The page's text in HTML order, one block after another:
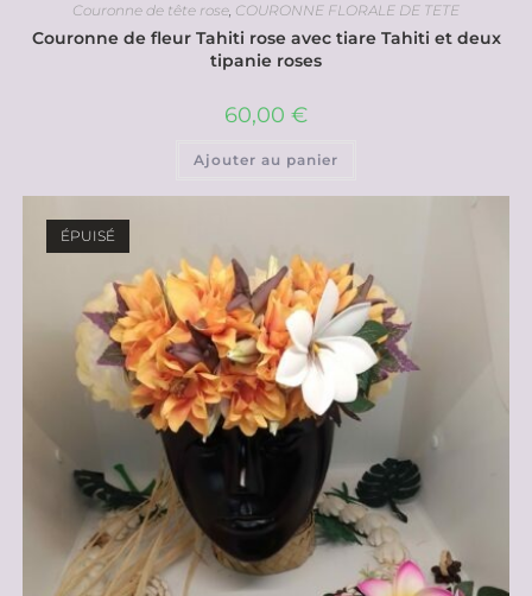
Couronne de tête rose, COURONNE FLORALE DE TETE
Couronne de fleur Tahiti rose avec tiare Tahiti et deux
tipanie roses
60,00 €
Ajouter au panier
ÉPUISÉ